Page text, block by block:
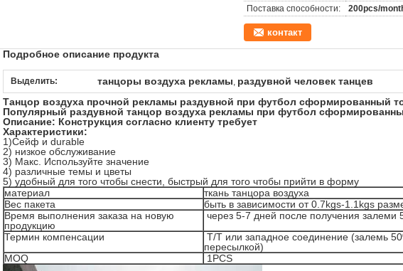
Поставка способности:
200pcs/
контакт
Подробное описание продукта
Выделить: танцоры воздуха рекламы, раздувной человек танцев
Танцор воздуха прочной рекламы раздувной при футбол сформированный
Популярный раздувной танцор воздуха рекламы при футбол
Описание: Конструкция согласно клиенту требует
Характеристики:
1)Сейф и durable
2) низкое обслуживание
3) Макс. Используйте значение
4) различные темы и цветы
5) удобный для того чтобы снести, быстрый для того чтобы прийти в форму
материал
ткань танцора воздуха
Вес пакета
быть в зависимости от 0.7kgs-1.1kgs
Время выполнения заказа на новую
продукцию
через 5-7 дней после получения залеми
Термин компенсации
T/T или западное соединение (залемь
пересылкой)
MOQ
1PCS